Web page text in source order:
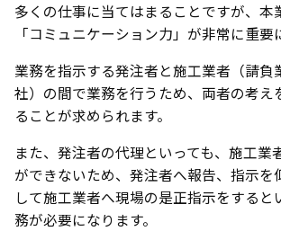
多くの仕事に当てはまることですが、本
「コミュニケーション力」が非常に重要
業務を指示する発注者と施工業者（請負
社）の間で業務を行うため、両者の考え
ることが求められます。
また、発注者の代理といっても、施工業
ができないため、発注者へ報告、指示を
して施工業者へ現場の是正指示をすると
務が必要になります。